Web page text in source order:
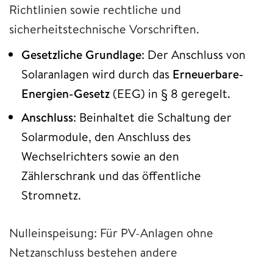
Richtlinien sowie rechtliche und
sicherheitstechnische Vorschriften.
Gesetzliche Grundlage: Der Anschluss von
Solaranlagen wird durch das Erneuerbare-
Energien-Gesetz (EEG) in § 8 geregelt.
Anschluss: Beinhaltet die Schaltung der
Solarmodule, den Anschluss des
Wechselrichters sowie an den
Zählerschrank und das öffentliche
Stromnetz.
Nulleinspeisung: Für PV-Anlagen ohne
Netzanschluss bestehen andere